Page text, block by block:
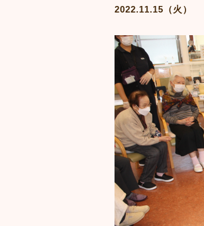
2022.11.15（火）